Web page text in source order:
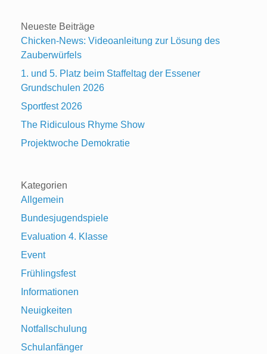
Neueste Beiträge
Chicken-News: Videoanleitung zur Lösung des
Zauberwürfels
1. und 5. Platz beim Staffeltag der Essener
Grundschulen 2026
Sportfest 2026
The Ridiculous Rhyme Show
Projektwoche Demokratie
Kategorien
Allgemein
Bundesjugendspiele
Evaluation 4. Klasse
Event
Frühlingsfest
Informationen
Neuigkeiten
Notfallschulung
Schulanfänger